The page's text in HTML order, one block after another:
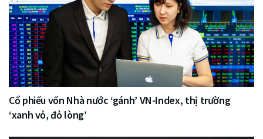
Cổ phiếu vốn Nhà nước ‘gánh’ VN-Index, thị trường
‘xanh vỏ, đỏ lòng’